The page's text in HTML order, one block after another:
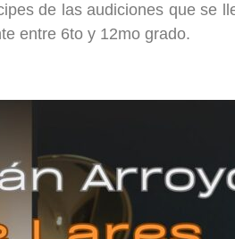
de las audiciones que se
entre 6to y 12mo grado.